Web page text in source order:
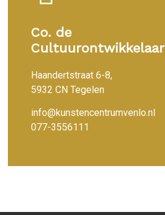
Co. de
Cultuurontwikkelaar
Haandertstraat 6-8,
5932 CN Tegelen
info@kunstencentrumvenlo.nl
077-3556111